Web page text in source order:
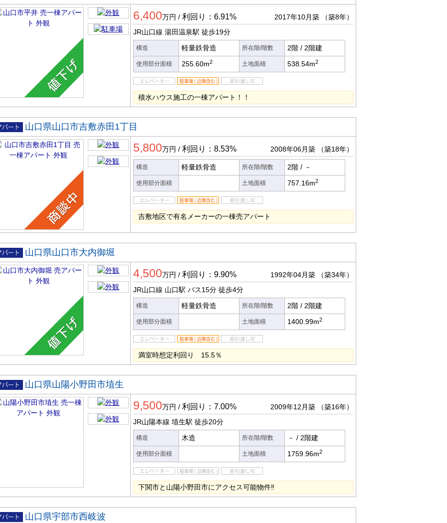
棟ア
ト
6,400万円 / 利回り：6.91% 2017年10月築
（築8年）
JR山口線 湯田温泉駅 徒歩19分
構造 軽量鉄骨造 所在階/階数 2階 / 2階建
使用部分面積 255.60m2 土地面積 538.54m2
積水ハウス施工の一棟アパート！！
棟ア
ト
山口県山口市吉敷赤田1丁目
5,800万円 / 利回り：8.53% 2008年06月築 （築18年）
構造 軽量鉄骨造 所在階/階数 2階 / －
使用部分面積 土地面積 757.16m2
吉敷地区で有名メーカーの一棟売アパート
パー
山口県山口市大内御堀
4,500万円 / 利回り：9.90% 1992年04月築
（築34年）
JR山口線 山口駅 バス15分 徒歩4分
構造 軽量鉄骨造 所在階/階数 2階 / 2階建
使用部分面積 土地面積 1400.99m2
満室時想定利回り 15.5％
棟ア
ト
山口県山陽小野田市埴生
9,500万円 / 利回り：7.00% 2009年12月築
（築16年）
JR山陽本線 埴生駅 徒歩20分
構造 木造 所在階/階数 － / 2階建
使用部分面積 土地面積 1759.96m2
下関市と山陽小野田市にアクセス可能物件‼
山口県宇部市西岐波